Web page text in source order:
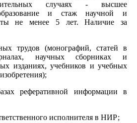
случаях - высшее
и стаж научной и
не менее 5 лет. Наличие за
трудов (монографий, статей в
научных сборниках и
изданиях, учебников и учебных
реферативной информации в
исполнителя в НИР;